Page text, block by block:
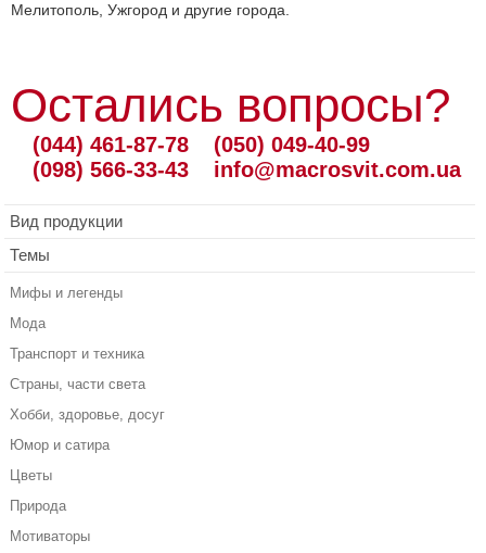
Мелитополь, Ужгород и другие города.
Остались вопросы?
(044) 461-87-78
(098) 566-33-43
(050) 049-40-99
info@macrosvit.com.ua
Вид продукции
Темы
Мифы и легенды
Мода
Транспорт и техника
Страны, части света
Хобби, здоровье, досуг
Юмор и сатира
Цветы
Природа
Мотиваторы